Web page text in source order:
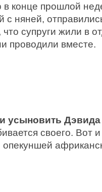
в конце прошлой
с няней,
супруги жили в
проводили вместе.
усыновить Дэвида
своего. Вот